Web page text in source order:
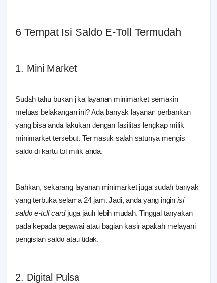
6 Tempat Isi Saldo E-Toll Termudah
1. Mini Market
Sudah tahu bukan jika layanan minimarket semakin
meluas belakangan ini? Ada banyak layanan perbankan
yang bisa anda lakukan dengan fasilitas lengkap milik
minimarket tersebut. Termasuk salah satunya mengisi
saldo di kartu tol milik anda.
Bahkan, sekarang layanan minimarket juga sudah banyak
yang terbuka selama 24 jam. Jadi, anda yang ingin isi
saldo e-toll cardjuga jauh lebih mudah. Tinggal tanyakan
pada kepada pegawai atau bagian kasir apakah melayani
pengisian saldo atau tidak.
2. Digital Pulsa